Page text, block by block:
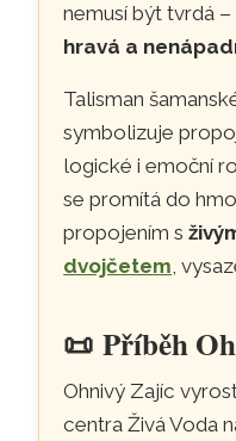
nemusí být tvrdá
hravá a
Talisman
symbolizuje
logické i emoční
se promítá do
propojením s
dvojčetem,
📜Příběh
Ohnivý Zajíc
centra Živá Voda